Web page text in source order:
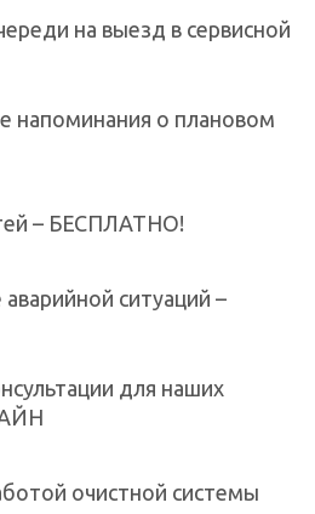
на выезд в сервисной
напоминания о плановом
– БЕСПЛАТНО!
ситуаций –
для наших
очистной системы